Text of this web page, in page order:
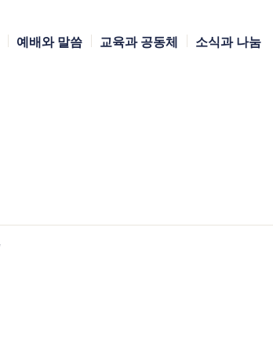
예배와 말씀 교육과 공동체 소식과 나눔